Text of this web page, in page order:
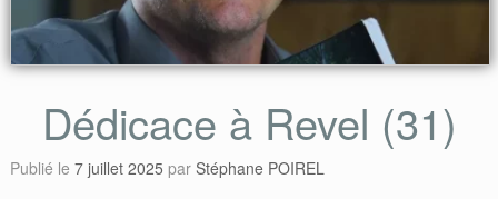
Dédicace à Revel (31)
Publié le 7 juillet 2025 par Stéphane POIREL